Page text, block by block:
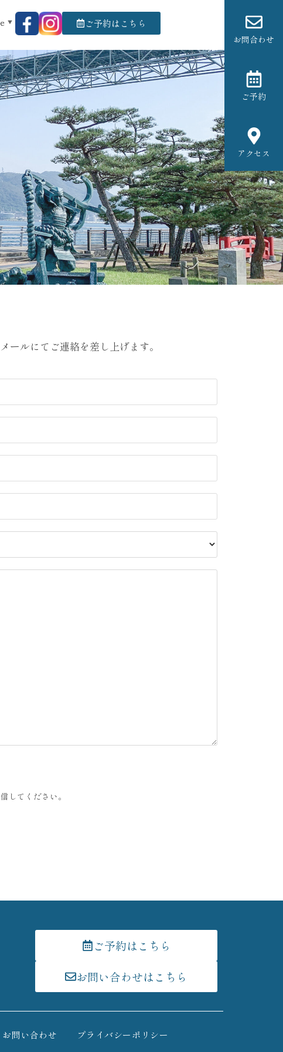
▼ ご予約はこちら
ールにてご連絡を差し上げます。
してください。
ご予約はこちら
お問い合わせはこちら
お問い合わせ プライバシーポリシー
お問合わせ
ご予約
アクセス